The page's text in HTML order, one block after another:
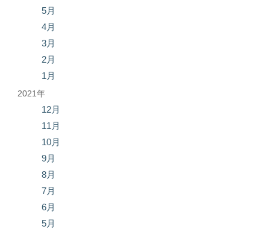
5月
4月
3月
2月
1月
2021年
12月
11月
10月
9月
8月
7月
6月
5月